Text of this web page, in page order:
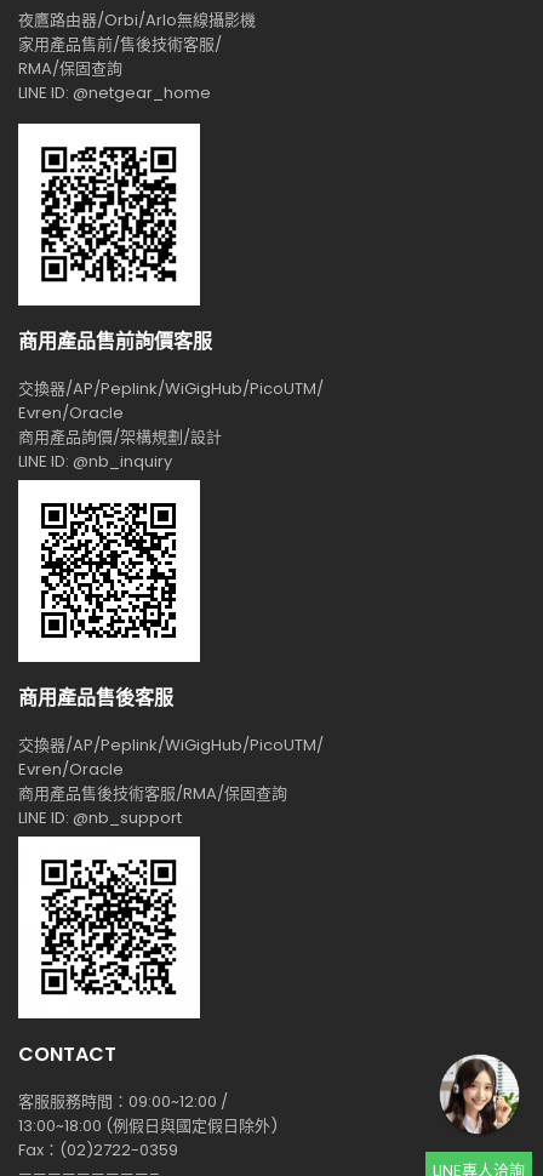
夜鷹路由器/Orbi/Arlo無線攝影機
家用產品售前/售後技術客服/
RMA/保固查詢
LINE ID: @netgear_home
商用產品售前詢價客服
交換器/AP/Peplink/WiGigHub/PicoUTM/
Evren/Oracle
商用產品詢價/架構規劃/設計
LINE ID: @nb_inquiry
商用產品售後客服
交換器/AP/Peplink/WiGigHub/PicoUTM/
Evren/Oracle
商用產品售後技術客服/RMA/保固查詢
LINE ID: @nb_support
CONTACT
客服服務時間：09:00~12:00 /
13:00~18:00 (例假日與國定假日除外)
Fax：(02)2722-0359
LINE專人洽詢